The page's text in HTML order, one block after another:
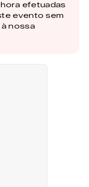
efetuadas
evento sem
nossa